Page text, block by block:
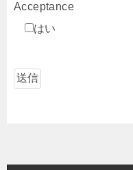
Acceptance
はい